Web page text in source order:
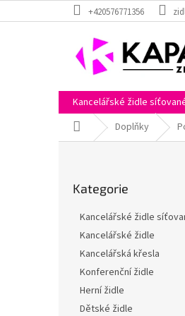
na
+420576771356
Kancelářské židle
Domů Doplňky
kategorie
Kategorie
Kancelářské židle
Kancelářské židle
Kancelářská křesla
Konferenční židle
Herní židle
Dětské židle